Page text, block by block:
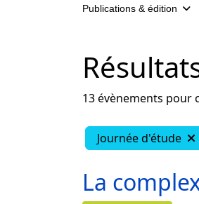
Publications & édition
13 évènements pour
Journée d'étude
La